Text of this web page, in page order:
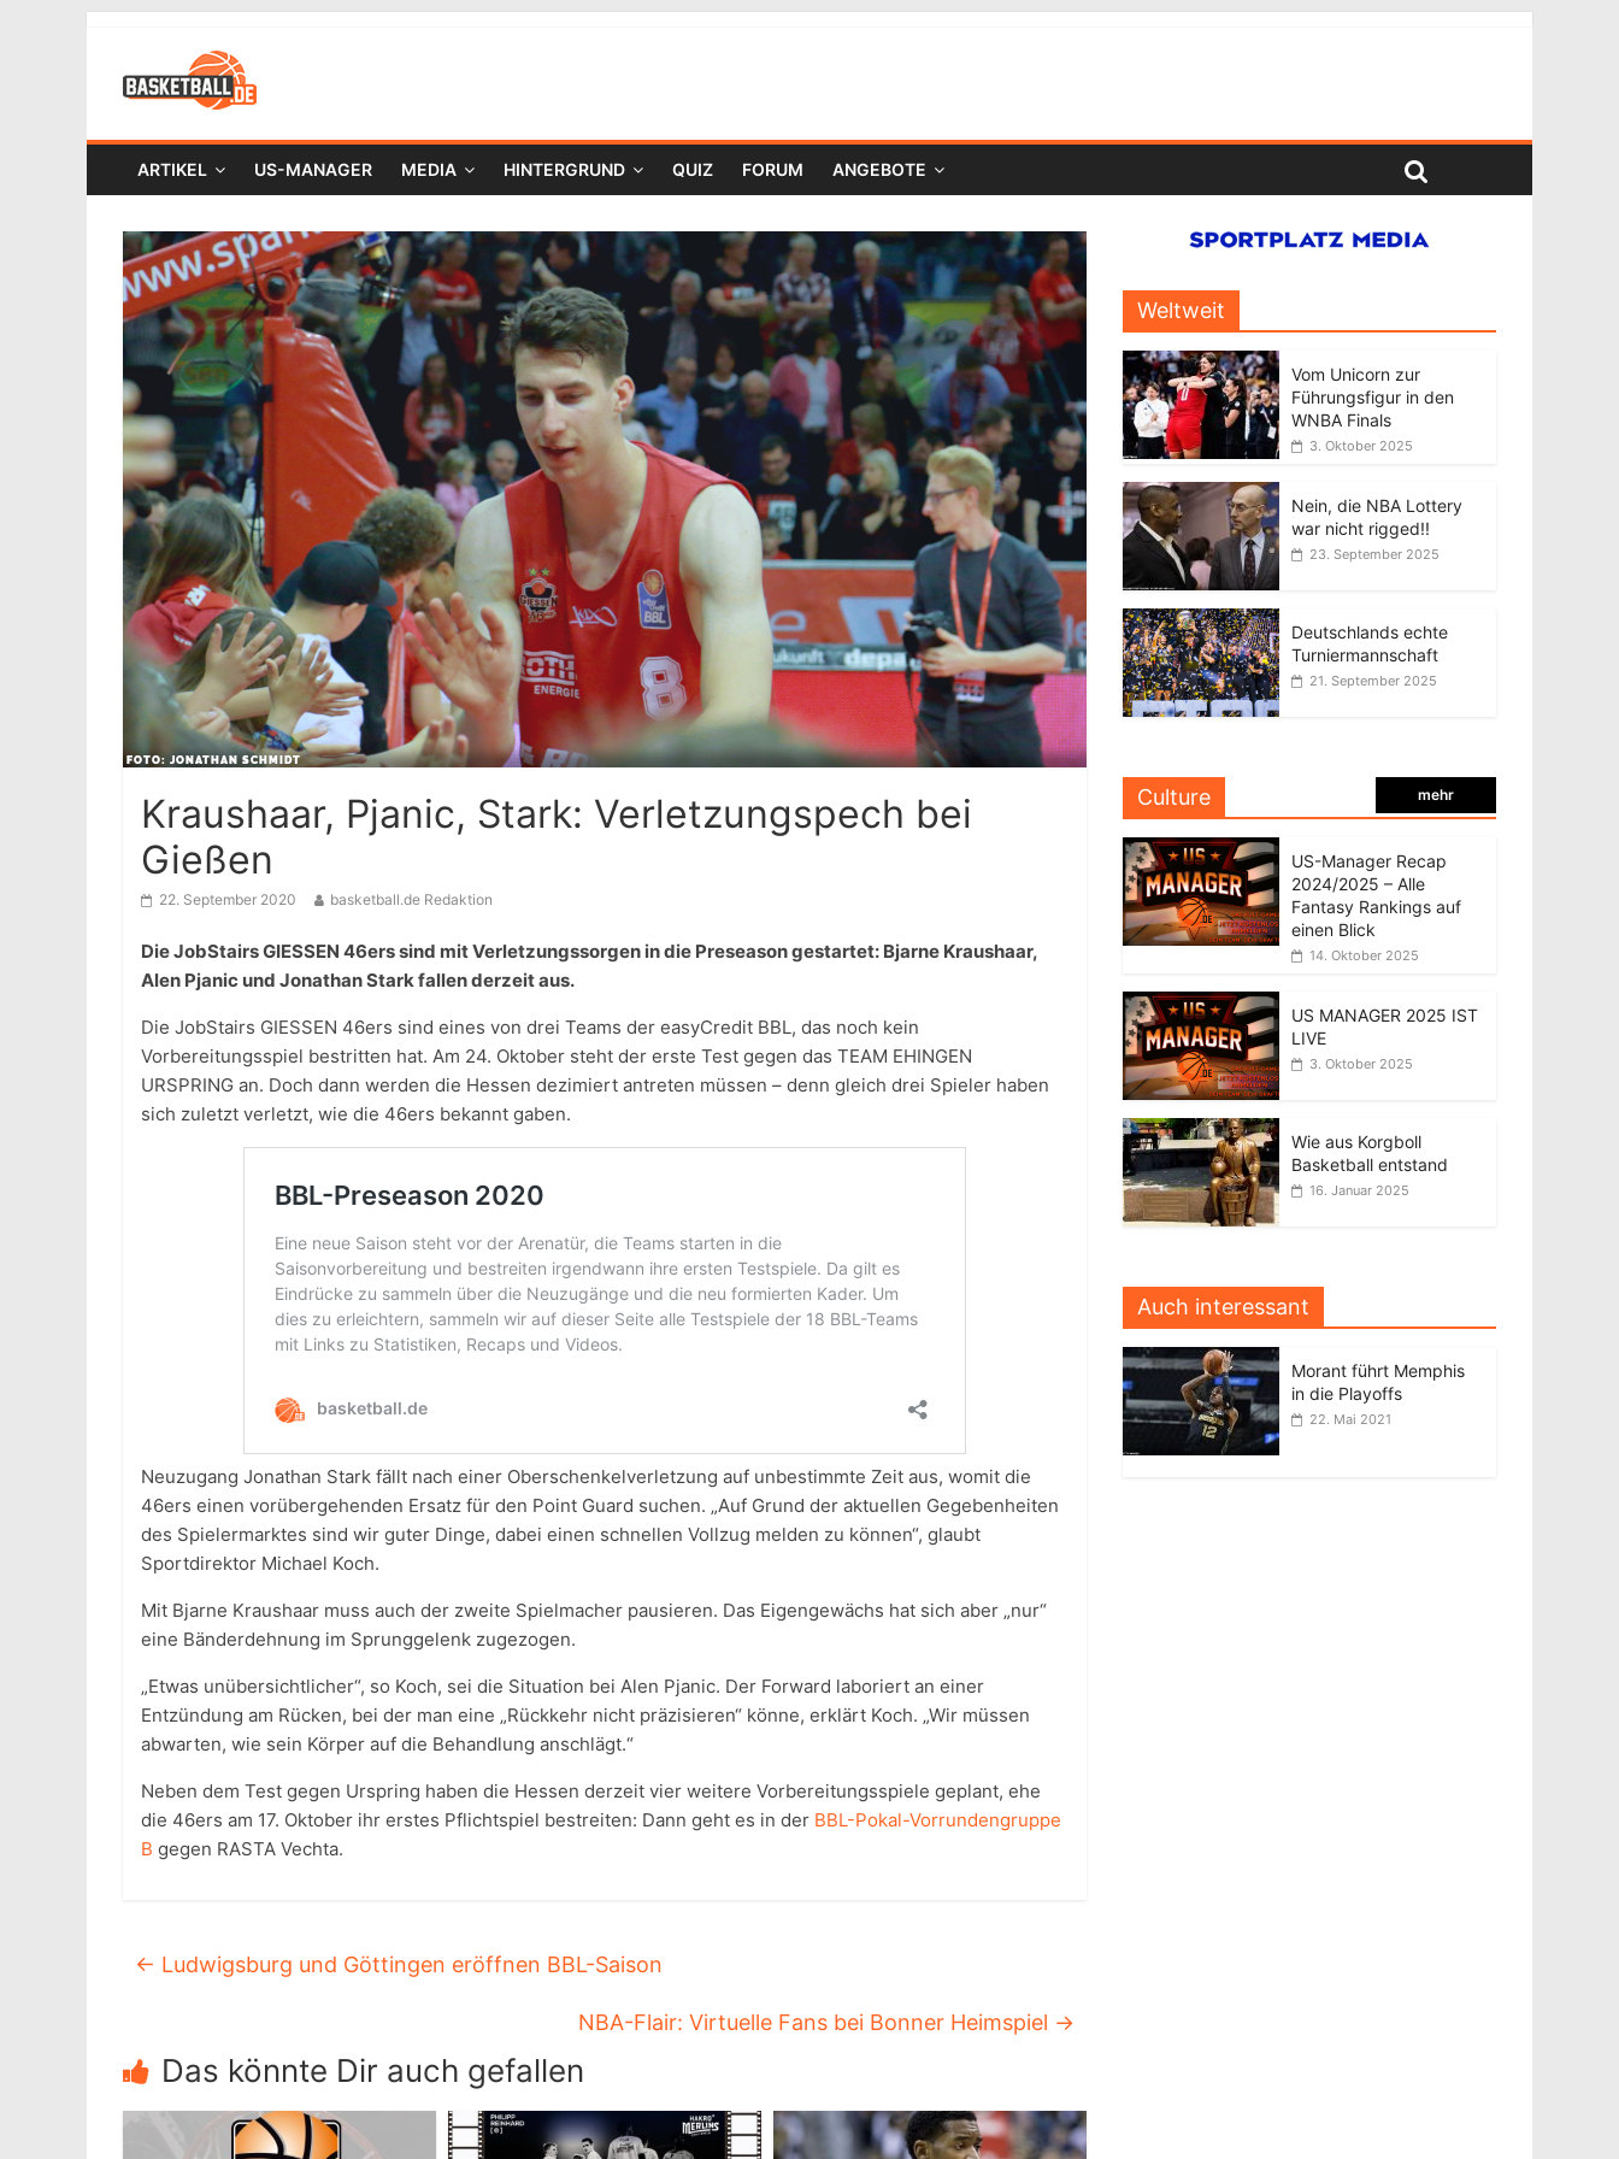
ARTIKEL US-MANAGER MEDIA HINTERGRUND QUIZ FORUM ANGEBOTE
Kraushaar, Pjanic, Stark: Verletzungspech bei
Gießen
22. September 2020 basketball.de Redaktion
Die JobStairs GIESSEN 46ers sind mit Verletzungssorgen in die Preseason gestartet: Bjarne Kraushaar,
Alen Pjanic und Jonathan Stark fallen derzeit aus.
Die JobStairs GIESSEN 46ers sind eines von drei Teams der easyCredit BBL, das noch kein
Vorbereitungsspiel bestritten hat. Am 24. Oktober steht der erste Test gegen das TEAM EHINGEN
URSPRING an. Doch dann werden die Hessen dezimiert antreten müssen – denn gleich drei Spieler haben
sich zuletzt verletzt, wie die 46ers bekannt gaben.
Neuzugang Jonathan Stark fällt nach einer Oberschenkelverletzung auf unbestimmte Zeit aus, womit die
46ers einen vorübergehenden Ersatz für den Point Guard suchen. „Auf Grund der aktuellen Gegebenheiten
des Spielermarktes sind wir guter Dinge, dabei einen schnellen Vollzug melden zu können“, glaubt
Sportdirektor Michael Koch.
Mit Bjarne Kraushaar muss auch der zweite Spielmacher pausieren. Das Eigengewächs hat sich aber „nur“
eine Bänderdehnung im Sprunggelenk zugezogen.
„Etwas unübersichtlicher“, so Koch, sei die Situation bei Alen Pjanic. Der Forward laboriert an einer
Entzündung am Rücken, bei der man eine „Rückkehr nicht präzisieren“ könne, erklärt Koch. „Wir müssen
abwarten, wie sein Körper auf die Behandlung anschlägt.“
Neben dem Test gegen Urspring haben die Hessen derzeit vier weitere Vorbereitungsspiele geplant, ehe
die 46ers am 17. Oktober ihr erstes Pflichtspiel bestreiten: Dann geht es in der BBL-Pokal-Vorrundengruppe
B gegen RASTA Vechta.
← Ludwigsburg und Göttingen eröffnen BBL-Saison
NBA-Flair: Virtuelle Fans bei Bonner Heimspiel →
Das könnte Dir auch gefallen
Weltweit
Vom Unicorn zur
Führungsfigur in den
WNBA Finals
3. Oktober 2025
Nein, die NBA Lottery
war nicht rigged!!
23. September 2025
Deutschlands echte
Turniermannschaft
21. September 2025
Culture mehr
US-Manager Recap
2024/2025 – Alle
Fantasy Rankings auf
einen Blick
14. Oktober 2025
US MANAGER 2025 IST
LIVE
3. Oktober 2025
Wie aus Korgboll
Basketball entstand
16. Januar 2025
Auch interessant
Morant führt Memphis
in die Playoffs
22. Mai 2021